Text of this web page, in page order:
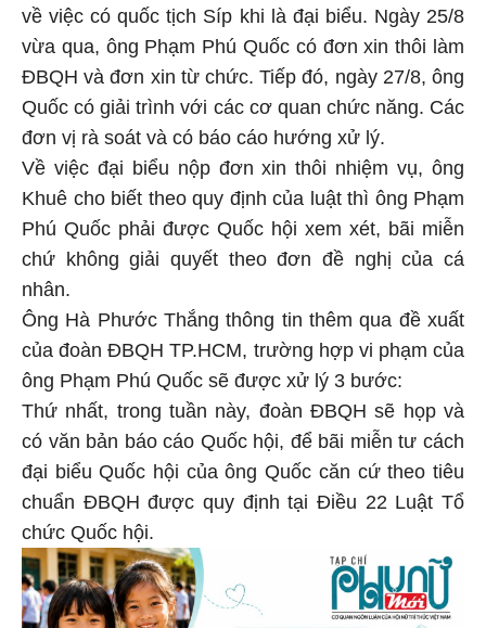
về việc có quốc tịch Síp khi là đại biểu. Ngày 25/8
vừa qua, ông Phạm Phú Quốc có đơn xin thôi làm
ĐBQH và đơn xin từ chức. Tiếp đó, ngày 27/8, ông
Quốc có giải trình với các cơ quan chức năng. Các
đơn vị rà soát và có báo cáo hướng xử lý.
Về việc đại biểu nộp đơn xin thôi nhiệm vụ, ông
Khuê cho biết theo quy định của luật thì ông Phạm
Phú Quốc phải được Quốc hội xem xét, bãi miễn
chứ không giải quyết theo đơn đề nghị của cá
nhân.
Ông Hà Phước Thắng thông tin thêm qua đề xuất
của đoàn ĐBQH TP.HCM, trường hợp vi phạm của
ông Phạm Phú Quốc sẽ được xử lý 3 bước:
Thứ nhất, trong tuần này, đoàn ĐBQH sẽ họp và
có văn bản báo cáo Quốc hội, để bãi miễn tư cách
đại biểu Quốc hội của ông Quốc căn cứ theo tiêu
chuẩn ĐBQH được quy định tại Điều 22 Luật Tổ
chức Quốc hội.